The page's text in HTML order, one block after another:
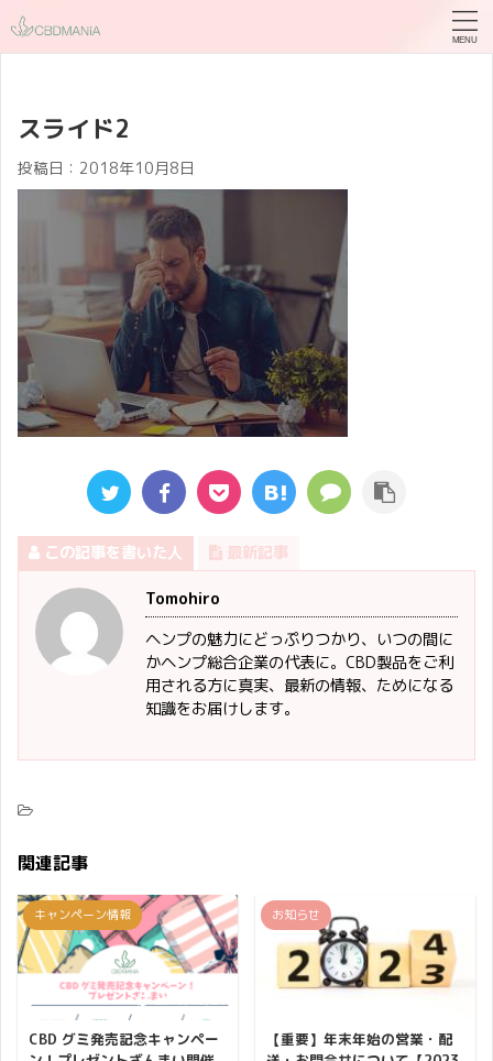
スライド2
投稿日： 2018年10月8日
この記事を書いた人 最新記事
Tomohiro
ヘンプの魅力にどっぷりつかり、いつの間に
かヘンプ総合企業の代表に。CBD製品をご利
用される方に真実、最新の情報、ためになる
知識をお届けします。
関連記事
キャンペーン情報
2019/10/21
CBD グミ発売記念キャンペー
お知らせ
【重要】年末年始の営業・配